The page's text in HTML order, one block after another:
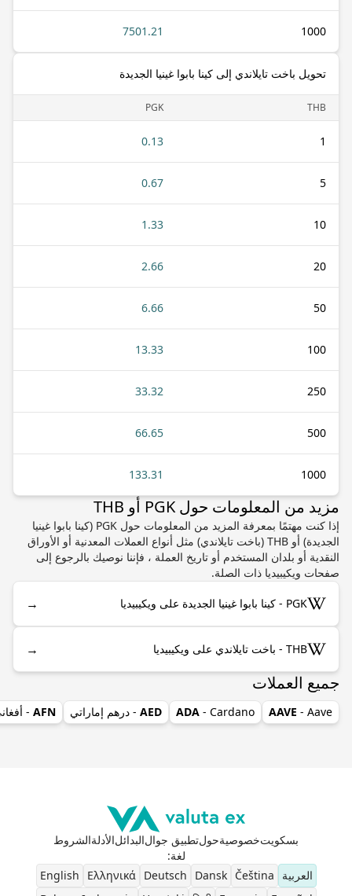
1000
7501.21
تحويل باخت تايلاندي إلى كينا بابوا غينيا الجديدة
THB
PGK
1
0.13
5
0.67
10
1.33
20
2.66
50
6.66
100
13.33
250
33.32
500
66.65
1000
133.31
مزيد من المعلومات حول PGK أو THB
إذا كنت مهتمًا بمعرفة المزيد من المعلومات حول PGK (كينا بابوا غينيا
الجديدة) أو THB (باخت تايلاندي) مثل أنواع العملات المعدنية أو الأوراق
النقدية أو بلدان المستخدم أو تاريخ العملة ، فإننا نوصيك بالرجوع إلى
صفحات ويكيبيديا ذات الصلة.
PGK - كينا بابوا غينيا الجديدة على ويكيبيديا →
THB - باخت تايلاندي على ويكيبيديا →
جميع العملات
AAVE - Aave
ADA - Cardano
AED - درهم إماراتي AFN
-
بسكويتخصوصيةحولتطبيق جوالالبدائلالأدلةالشروط
لغة:
العربية
Čeština
Dansk
Deutsch
Ελληνικά
English